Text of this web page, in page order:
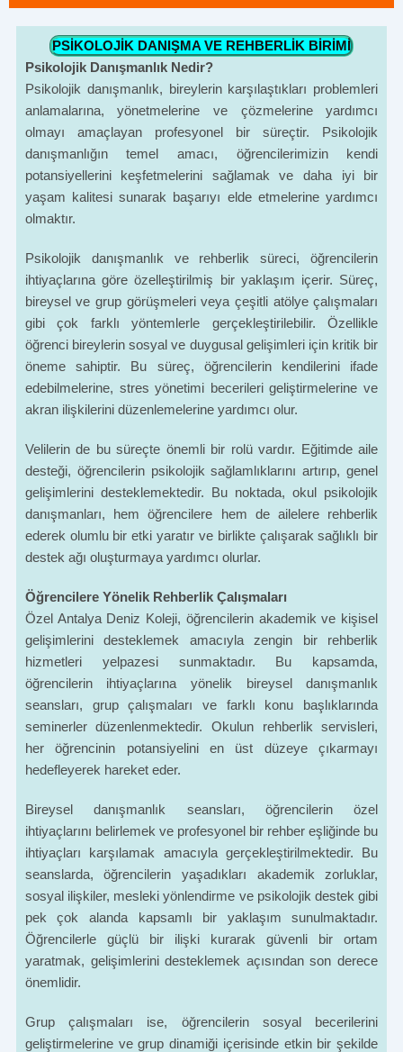
PSİKOLOJİK DANIŞMA VE REHBERLİK BİRİMİ
Psikolojik Danışmanlık Nedir?
Psikolojik danışmanlık, bireylerin karşılaştıkları problemleri
anlamalarına, yönetmelerine ve çözmelerine yardımcı
olmayı amaçlayan profesyonel bir süreçtir. Psikolojik
danışmanlığın temel amacı, öğrencilerimizin kendi
potansiyellerini keşfetmelerini sağlamak ve daha iyi bir
yaşam kalitesi sunarak başarıyı elde etmelerine yardımcı
olmaktır.
Psikolojik danışmanlık ve rehberlik süreci, öğrencilerin
ihtiyaçlarına göre özelleştirilmiş bir yaklaşım içerir. Süreç,
bireysel ve grup görüşmeleri veya çeşitli atölye çalışmaları
gibi çok farklı yöntemlerle gerçekleştirilebilir. Özellikle
öğrenci bireylerin sosyal ve duygusal gelişimleri için kritik bir
öneme sahiptir. Bu süreç, öğrencilerin kendilerini ifade
edebilmelerine, stres yönetimi becerileri geliştirmelerine ve
akran ilişkilerini düzenlemelerine yardımcı olur.
Velilerin de bu süreçte önemli bir rolü vardır. Eğitimde aile
desteği, öğrencilerin psikolojik sağlamlıklarını artırıp, genel
gelişimlerini desteklemektedir. Bu noktada, okul psikolojik
danışmanları, hem öğrencilere hem de ailelere rehberlik
ederek olumlu bir etki yaratır ve birlikte çalışarak sağlıklı bir
destek ağı oluşturmaya yardımcı olurlar.
Öğrencilere Yönelik Rehberlik Çalışmaları
Özel Antalya Deniz Koleji, öğrencilerin akademik ve kişisel
gelişimlerini desteklemek amacıyla zengin bir rehberlik
hizmetleri yelpazesi sunmaktadır. Bu kapsamda,
öğrencilerin ihtiyaçlarına yönelik bireysel danışmanlık
seansları, grup çalışmaları ve farklı konu başlıklarında
seminerler düzenlenmektedir. Okulun rehberlik servisleri,
her öğrencinin potansiyelini en üst düzeye çıkarmayı
hedefleyerek hareket eder.
Bireysel danışmanlık seansları, öğrencilerin özel
ihtiyaçlarını belirlemek ve profesyonel bir rehber eşliğinde bu
ihtiyaçları karşılamak amacıyla gerçekleştirilmektedir. Bu
seanslarda, öğrencilerin yaşadıkları akademik zorluklar,
sosyal ilişkiler, mesleki yönlendirme ve psikolojik destek gibi
pek çok alanda kapsamlı bir yaklaşım sunulmaktadır.
Öğrencilerle güçlü bir ilişki kurarak güvenli bir ortam
yaratmak, gelişimlerini desteklemek açısından son derece
önemlidir.
Grup çalışmaları ise, öğrencilerin sosyal becerilerini
geliştirmelerine ve grup dinamiği içerisinde etkin bir şekilde